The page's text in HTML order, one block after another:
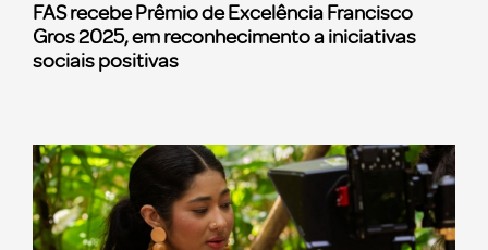
FAS recebe Prêmio de Excelência Francisco
Gros 2025, em reconhecimento a iniciativas
sociais positivas